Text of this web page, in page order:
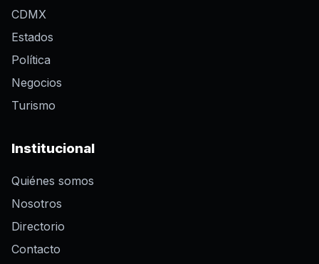
CDMX
Estados
Política
Negocios
Turismo
Institucional
Quiénes somos
Nosotros
Directorio
Contacto